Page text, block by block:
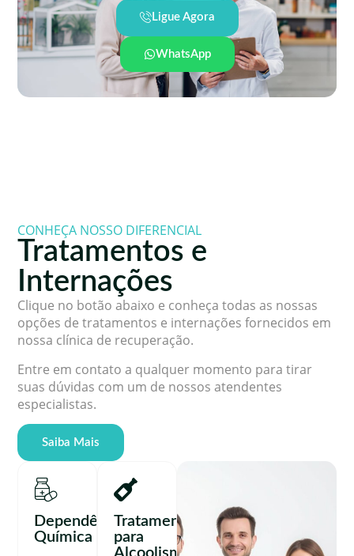
Ligue Agora
WhatsApp
Dependência
Química
Tratamento
para
CONHEÇA NOSSO DIFERENCIAL
Tratamentos e
Internações
Clique no botão abaixo e conheça todas as nossas
opções de tratamentos e internações fornecidos em
nossa clínica de recuperação.
Entre em contato a qualquer momento para tirar
suas dúvidas com um de nossos atendentes
especialistas.
Saiba Mais